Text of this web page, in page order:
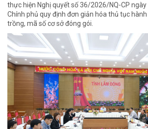
thực hiện Nghị quyết số 36/2026/NQ-CP
Chính phủ quy định đơn giản hóa thủ tục
trồng, mã số cơ sở đóng gói.